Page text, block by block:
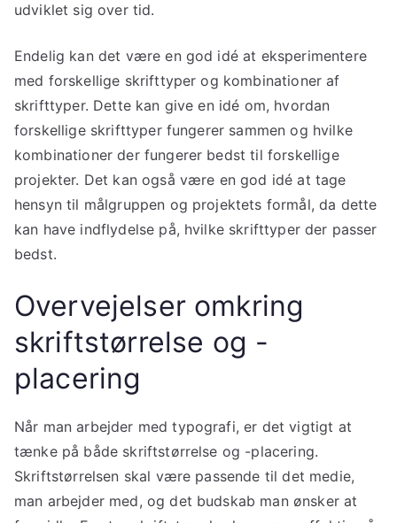
udviklet sig over tid.
Endelig kan det være en god idé at eksperimentere
med forskellige skrifttyper og kombinationer af
skrifttyper. Dette kan give en idé om, hvordan
forskellige skrifttyper fungerer sammen og hvilke
kombinationer der fungerer bedst til forskellige
projekter. Det kan også være en god idé at tage
hensyn til målgruppen og projektets formål, da dette
kan have indflydelse på, hvilke skrifttyper der passer
bedst.
Overvejelser omkring
skriftstørrelse og -
placering
Når man arbejder med typografi, er det vigtigt at
tænke på både skriftstørrelse og -placering.
Skriftstørrelsen skal være passende til det medie,
man arbejder med, og det budskab man ønsker at